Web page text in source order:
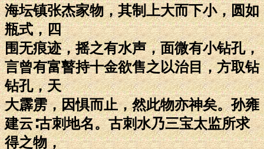
海坛镇张杰家物，其制上大而下小，圆如
瓶式，四
围无痕迹，摇之有水声，面微有小钻孔，
言曾有富瞽持十金欲售之以治目，方取钻
钻孔，天
大霹雳，因惧而止，然此物亦神矣。孙雍
建云∶古刺地名。古刺水乃三宝太监所求
得之物，